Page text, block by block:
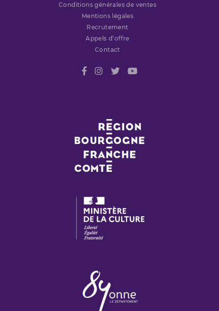
Conditions générales de ventes
Mentions légales
Recrutement
Appels d’offre
Contact